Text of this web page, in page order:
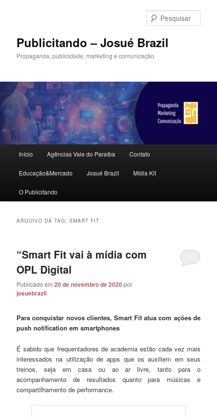
principal
secundárioPublicitando – Josué Brazil
Propaganda, publicidade, marketing e comunicação
principal
Início Agências Vale do Paraíba Contato
Educação&Mercado Josué Brazil Mídia Kit
O Publicitando
ARQUIVO DA TAG:SMART FIT
“Smart Fit vai à mídia com
OPL Digital
Publicado em20 de novembro de 2020por
josuebrazil
Para conquistar novos clientes, Smart Fit atua com ações de
push notification em smartphones
É sabido que frequentadores de academia estão cada vez mais
interessados na utilização de apps que os auxiliem em seus
treinos, seja em casa ou ao ar livre, tanto para o
acompanhamento de resultados quanto para músicas e
compartilhamento de performance.